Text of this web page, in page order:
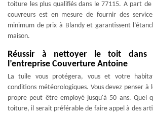
toiture les plus qualifiés dans le 77115. A part
couvreurs est en mesure de fournir des
minimum de prix à Blandy et garantissent
maison.
Réussir à nettoyer le toit dans
l’entreprise Couverture Antoine
La tuile vous protégera, vous et votre
conditions météorologiques. Vous devez penser
propre peut être employé jusqu'à 50 ans. Quel
toiture, il serait préférable de faire appel à des